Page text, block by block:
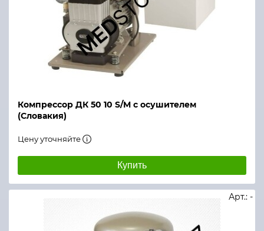
Компрессор ДК 50 10 S/M с осушителем
(Словакия)
Цену уточняйте
Купить
Арт.: -